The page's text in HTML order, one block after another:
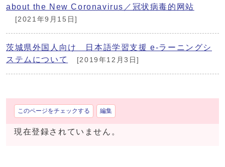
about the New Coronavirus／冠状病毒的网站
[2021年9月15日]
茨城県外国人向け 日本語学習支援 e-ラーニングシ
ステムについて
[2019年12月3日]
このページをチェックする 編集
現在登録されていません。